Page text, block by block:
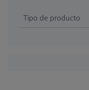
Tipo de producto